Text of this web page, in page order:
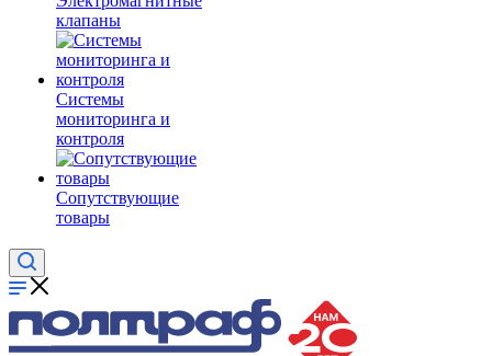
клапаны
Системы
мониторинга и
контроля
Сопутствующие
товары